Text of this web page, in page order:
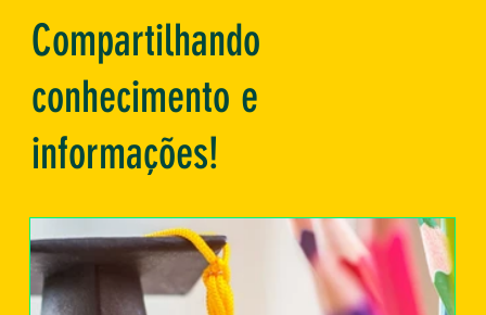
Compartilhando
conhecimento e
informações!